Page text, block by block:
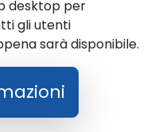
desktop per
gli utenti
sarà disponibile.